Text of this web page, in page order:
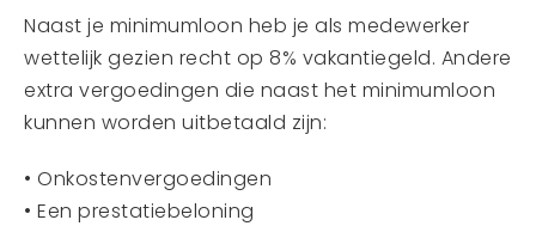
Naast je minimumloon heb je als medewerker
wettelijk gezien recht op 8% vakantiegeld. Andere
extra vergoedingen die naast het minimumloon
kunnen worden uitbetaald zijn:
• Onkostenvergoedingen
• Een prestatiebeloning